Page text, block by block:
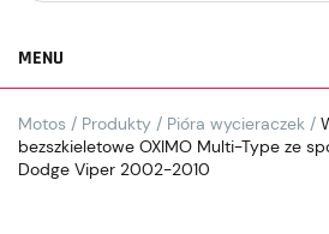
MENU
Motos / Produkty / Pióra wycieraczek /
bezszkieletowe OXIMO Multi-Type ze
Dodge Viper 2002-2010